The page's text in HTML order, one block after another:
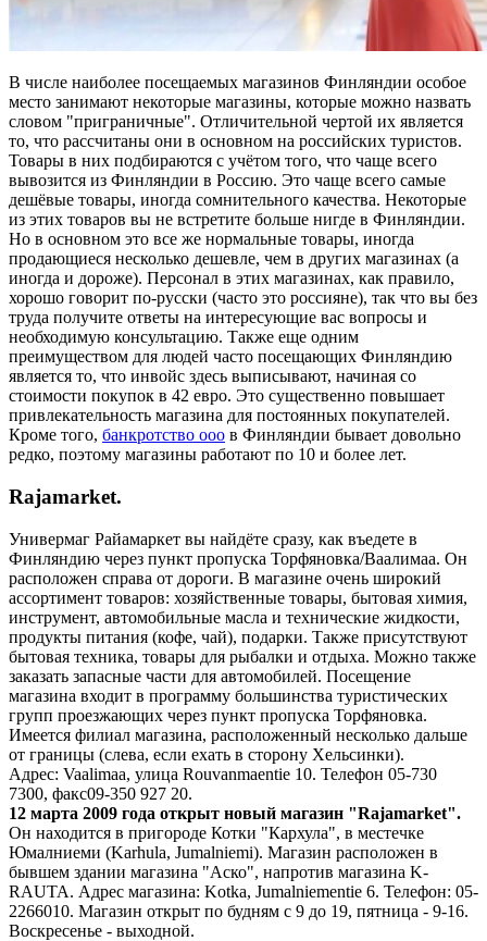
В числе наиболее посещаемых магазинов Финляндии особое
место занимают некоторые магазины, которые можно назвать
словом "приграничные". Отличительной чертой их является
то, что рассчитаны они в основном на российских туристов.
Товары в них подбираются с учётом того, что чаще всего
вывозится из Финляндии в Россию. Это чаще всего самые
дешёвые товары, иногда сомнительного качества. Некоторые
из этих товаров вы не встретите больше нигде в Финляндии.
Но в основном это все же нормальные товары, иногда
продающиеся несколько дешевле, чем в других магазинах (а
иногда и дороже). Персонал в этих магазинах, как правило,
хорошо говорит по-русски (часто это россияне), так что вы без
труда получите ответы на интересующие вас вопросы и
необходимую консультацию. Также еще одним
преимуществом для людей часто посещающих Финляндию
является то, что инвойс здесь выписывают, начиная со
стоимости покупок в 42 евро. Это существенно повышает
привлекательность магазина для постоянных покупателей.
Кроме того, банкротство ооо в Финляндии бывает довольно
редко, поэтому магазины работают по 10 и более лет.
Rajamarket.
Универмаг Райамаркет вы найдёте сразу, как въедете в
Финляндию через пункт пропуска Торфяновка/Ваалимаа. Он
расположен справа от дороги. В магазине очень широкий
ассортимент товаров: хозяйственные товары, бытовая химия,
инструмент, автомобильные масла и технические жидкости,
продукты питания (кофе, чай), подарки. Также присутствуют
бытовая техника, товары для рыбалки и отдыха. Можно также
заказать запасные части для автомобилей. Посещение
магазина входит в программу большинства туристических
групп проезжающих через пункт пропуска Торфяновка.
Имеется филиал магазина, расположенный несколько дальше
от границы (слева, если ехать в сторону Хельсинки).
Адрес: Vaalimaa, улица Rouvanmaentie 10. Телефон 05-730
7300, факс09-350 927 20.
12 марта 2009 года открыт новый магазин "Rajamarket".
Он находится в пригороде Котки "Кархула", в местечке
Юмалниеми (Karhula, Jumalniemi). Магазин расположен в
бывшем здании магазина "Аско", напротив магазина K-
RAUTA. Адрес магазина: Kotka, Jumalniementie 6. Телефон: 05-
2266010. Магазин открыт по будням с 9 до 19, пятница - 9-16.
Воскресенье - выходной.